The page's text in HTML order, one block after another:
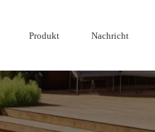
Produkt Nachricht